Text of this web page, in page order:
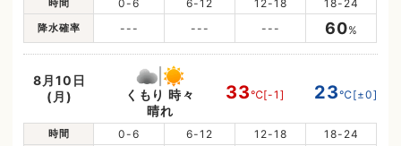
時間 0-6 6-12 12-18 18-24
降水確率 --- --- --- 60%
8月10日
(月)
くもり 時々
晴れ
33℃[-1] 23℃[±0]
時間 0-6 6-12 12-18 18-24